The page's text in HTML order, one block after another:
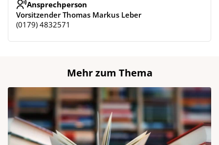
Ansprechperson
Vorsitzender Thomas Markus Leber
(0179) 4832571
Mehr zum Thema